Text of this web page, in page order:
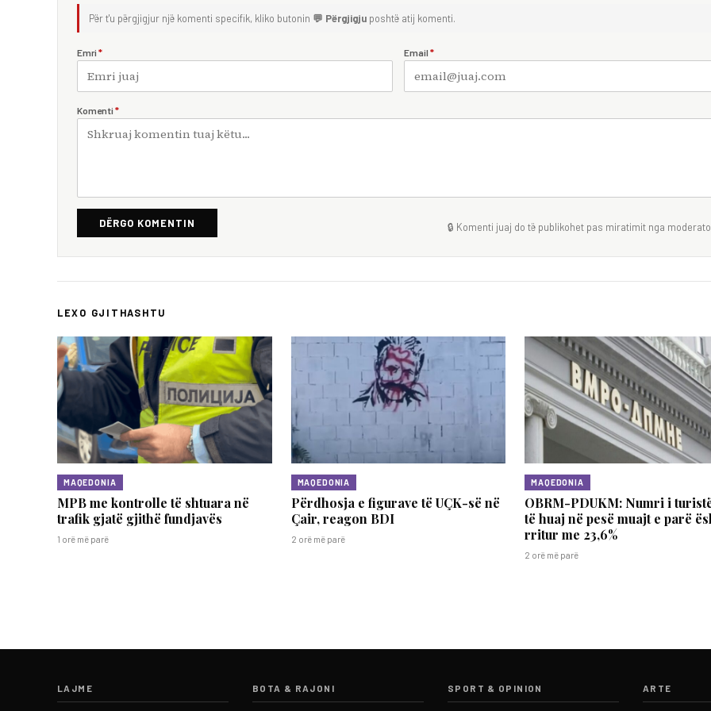
Për t'u përgjigjur një komenti specifik, kliko butonin 💬 Përgjigju poshtë atij komenti.
Emri * Email *
Komenti *
DËRGO KOMENTIN 🔒 Komenti juaj do të publikohet pas miratimit nga
LEXO GJITHASHTU
MAQEDONIA
MPB me kontrolle të shtuara në
trafik gjatë gjithë fundjavës
1 orë më parë
MAQEDONIA
Përdhosja e figurave të UÇK-së në
Çair, reagon BDI
2 orë më parë
MAQEDONIA
OBRM-PDUKM: Numri i
të huaj në pesë muajt e parë
rritur me 23,6%
2 orë më parë
LAJME BOTA & RAJONI SPORT & OPINION ARTE